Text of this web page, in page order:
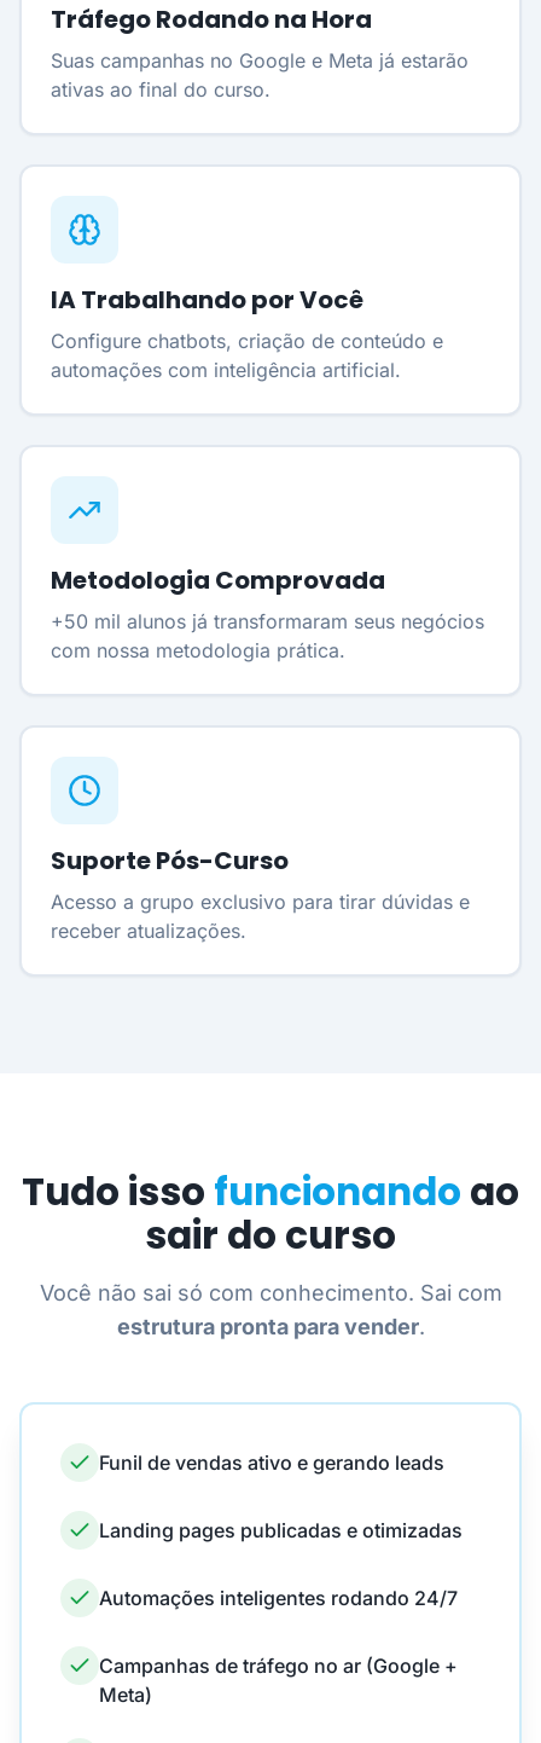
Tráfego Rodando na Hora
Suas campanhas no Google e Meta já estarão
ativas ao final do curso.
IA Trabalhando por Você
Configure chatbots, criação de conteúdo e
automações com inteligência artificial.
Metodologia Comprovada
+50 mil alunos já transformaram seus negócios
com nossa metodologia prática.
Suporte Pós-Curso
Acesso a grupo exclusivo para tirar dúvidas e
receber atualizações.
Tudo isso funcionando ao
sair do curso
Você não sai só com conhecimento. Sai com
estrutura pronta para vender.
Funil de vendas ativo e gerando leads
Landing pages publicadas e otimizadas
Automações inteligentes rodando 24/7
Campanhas de tráfego no ar (Google +
Meta)